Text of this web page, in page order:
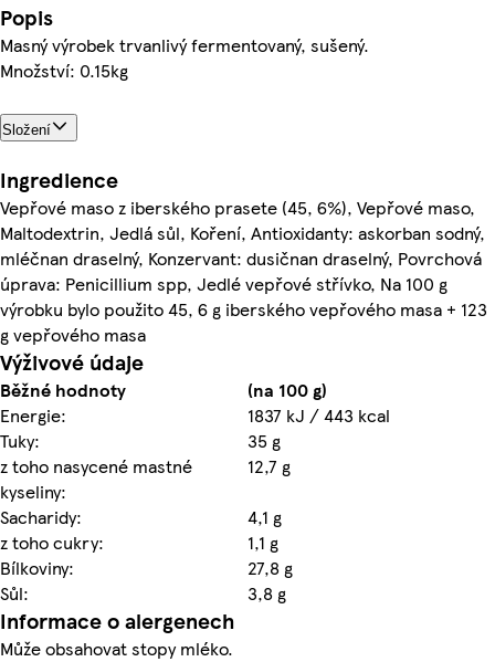
Popis
Masný výrobek trvanlivý fermentovaný, sušený.
Množství: 0.15kg
Složení
Ingredience
Vepřové maso z iberského prasete (45, 6%), Vepřové maso,
Maltodextrin, Jedlá sůl, Koření, Antioxidanty: askorban sodný,
mléčnan draselný, Konzervant: dusičnan draselný, Povrchová
úprava: Penicillium spp, Jedlé vepřové střívko, Na 100 g
výrobku bylo použito 45, 6 g iberského vepřového masa + 123
g vepřového masa
Výživové údaje
Běžné hodnoty
(na 100 g)
Energie:
1837 kJ / 443 kcal
Tuky:
35 g
z toho nasycené mastné
kyseliny:
12,7 g
Sacharidy:
4,1 g
z toho cukry:
1,1 g
Bílkoviny:
27,8 g
Sůl:
3,8 g
Informace o alergenech
Může obsahovat stopy mléko.